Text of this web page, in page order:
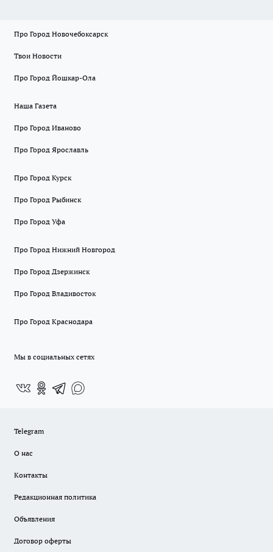
Про Город Новочебоксарск
Твои Новости
Про Город Йошкар-Ола
Наша Газета
Про Город Иваново
Про Город Ярославль
Про Город Курск
Про Город Рыбинск
Про Город Уфа
Про Город Нижний Новгород
Про Город Дзержинск
Про Город Владивосток
Про Город Краснодара
Мы в социальных сетях
Telegram
О нас
Контакты
Редакционная политика
Объявления
Договор оферты